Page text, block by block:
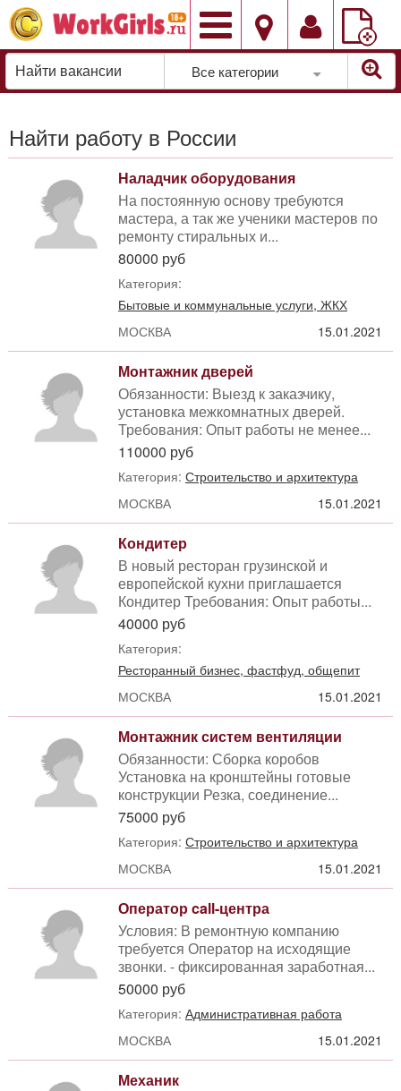
Добавить
вакансию
Все категории
Найти работу в России
Наладчик оборудования
На постоянную основу требуются
мастера, а так же ученики мастеров по
ремонту стиральных и...
80000 руб
Категория:
Бытовые и коммунальные услуги, ЖКХ
МОСКВА
15.01.2021
Монтажник дверей
Обязанности: Выезд к заказчику,
установка межкомнатных дверей.
Требования: Опыт работы не менее...
110000 руб
Категория: Строительство и архитектура
МОСКВА
15.01.2021
Кондитер
В новый ресторан грузинской и
европейской кухни приглашается
Кондитер Требования: Опыт работы...
40000 руб
Категория:
Ресторанный бизнес, фастфуд, общепит
МОСКВА
15.01.2021
Монтажник систем вентиляции
Обязанности: Сборка коробов
Установка на кронштейны готовые
конструкции Резка, соединение...
75000 руб
Категория: Строительство и архитектура
МОСКВА
15.01.2021
Оператор call-центра
Условия: В ремонтную компанию
требуется Оператор на исходящие
звонки. - фиксированная заработная...
50000 руб
Категория: Административная работа
МОСКВА
15.01.2021
Механик